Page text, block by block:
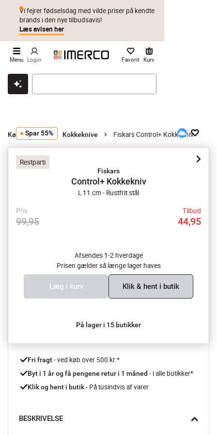
Klik & hent Byt i 1 år Prismatch
Vi fejrer fødselsdag med vilde priser på kendte
brands i den nye tilbudsavis!
Læs avisen her
Menu Login Favorit Kurv
Køkkenknive Kokkeknive Fiskars Control+ Kokkekniv
Restparti
Spar 55%
Fiskars
Control+ Kokkekniv
L 11 cm - Rustfrit stål
Pris
99,95
Tilbud
44,95
Afsendes 1-2 hverdage
Prisen gælder så længe lager haves
Læg i kurv Klik & hent i butik
På lager i 15 butikker
Fri fragt - ved køb over 500 kr.*
Byt i 1 år og få pengene retur i 1 måned - i alle butikker*
Klik og hent i butik - På tusindvis af varer
BESKRIVELSE